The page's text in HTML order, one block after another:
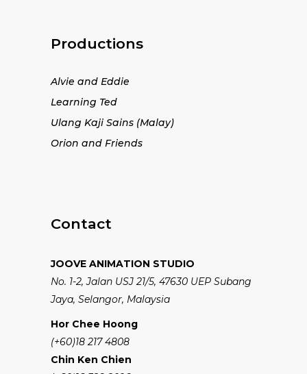
Productions
Alvie and Eddie
Learning Ted
Ulang Kaji Sains (Malay)
Orion and Friends
Contact
JOOVE ANIMATION STUDIO
No. 1-2, Jalan USJ 21/5, 47630 UEP Subang
Jaya, Selangor, Malaysia
Hor Chee Hoong
(+60)18 217 4808
Chin Ken Chien